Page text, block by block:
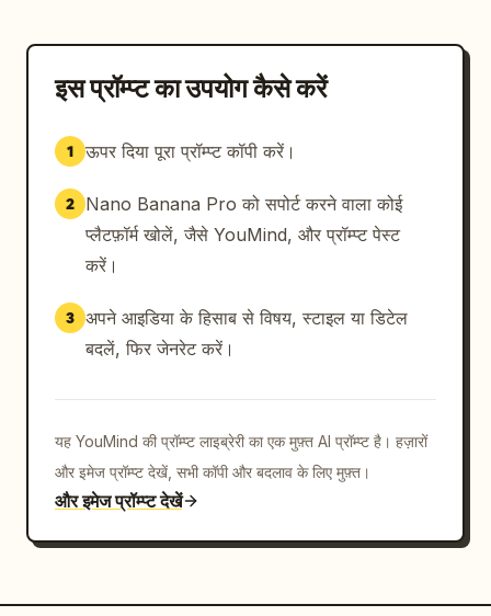
इस प्रॉम्प्ट का उपयोग कैसे करें
1 ऊपर दिया पूरा प्रॉम्प्ट कॉपी करें।
2
Nano Banana Pro को सपोर्ट करने वाला कोई
प्लैटफ़ॉर्म खोलें, जैसे YouMind, और प्रॉम्प्ट पेस्ट
करें।
3 अपने आइडिया के हिसाब से विषय, स्टाइल या डिटेल
बदलें, फिर जेनरेट करें।
यह YouMind की प्रॉम्प्ट लाइब्रेरी का एक मुफ़्त AI प्रॉम्प्ट है। हज़ारों
और इमेज प्रॉम्प्ट देखें, सभी कॉपी और बदलाव के लिए मुफ़्त।
और इमेज प्रॉम्प्ट देखें